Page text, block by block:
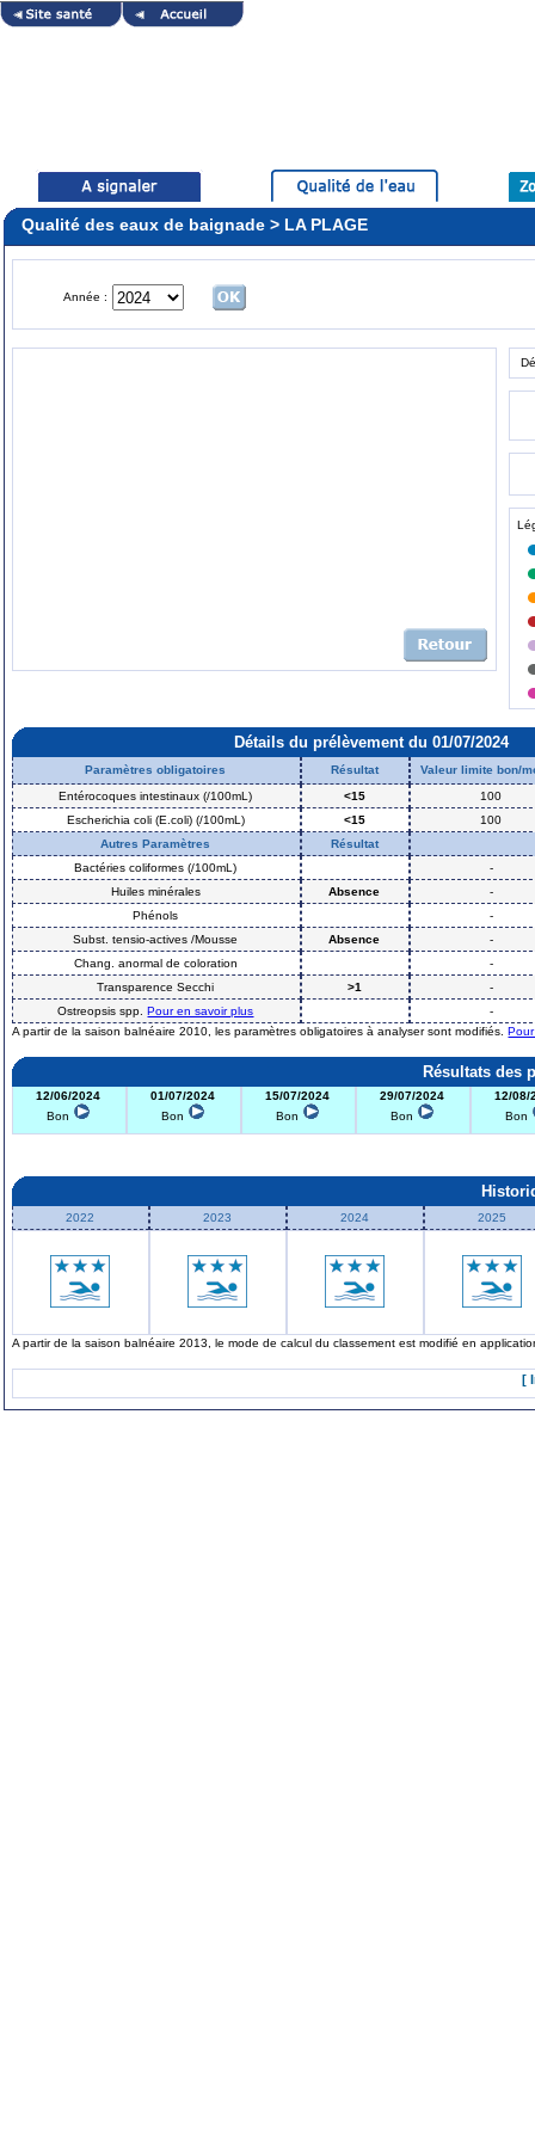
Qualité des eaux de baignade > LA PLAGE
Année :
Détails du prélèvement du 01/07/2024
Paramètres obligatoires Résultat
Valeur limite bon/
Entérocoques intestinaux (/100mL)
<15
100
Escherichia coli (E.coli) (/100mL)
<15
100
Autres Paramètres
Résultat
Bactéries coliformes (/100mL)
-
Huiles minérales
Absence
-
Phénols
-
Subst. tensio-actives /Mousse
Absence
-
Chang. anormal de coloration
-
Transparence Secchi
>1
-
Ostreopsis spp.Pour en savoir plus
-
A partir de la saison balnéaire 2010, les paramètres obligatoires à analyser sont modifiés.
Résultats des
12/06/2024
Bon
01/07/2024
Bon
15/07/2024
Bon
29/07/2024
Bon
12/08/
Bon
2022 2023 2024 2025
A partir de la saison balnéaire 2013, le mode de calcul du classement est modifié en
[